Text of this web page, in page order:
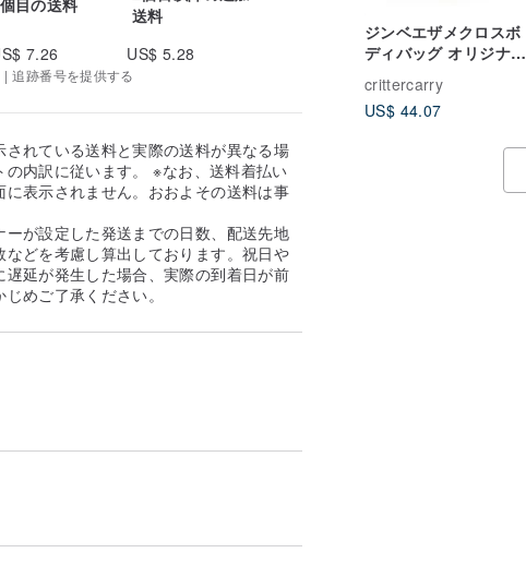
ジンベエザメクロスボ
ディバッグ オリジナル
ワイト
crittercarry
US$ 44.07
送料
7.26 US$ 5.28
追跡番号を提供する
れている送料と実際の送料が異なる場
内訳に従います。 ※なお、送料着払い
表示されません。おおよその送料は事
が設定した発送までの日数、配送先地
どを考慮し算出しております。祝日や
延が発生した場合、実際の到着日が前
めご了承ください。